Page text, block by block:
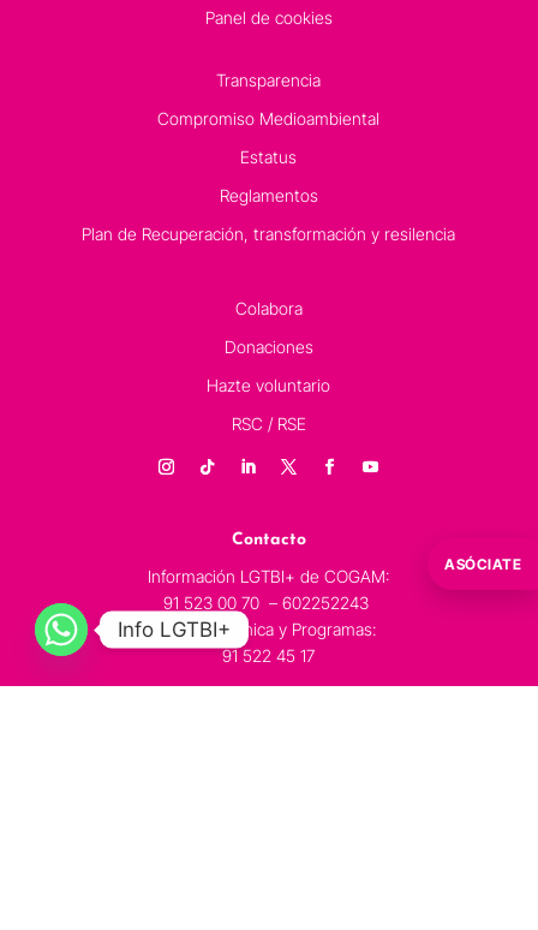
Panel de cookies
Transparencia
Compromiso Medioambiental
Estatus
Reglamentos
Plan de Recuperación, transformación y resilencia
Colabora
Donaciones
Hazte voluntario
RSC / RSE
Contacto
Información LGTBI+ de COGAM:
91 523 00 70 – 602252243
Oficina Técnica y Programas:
91 522 45 17
ASÓCIATE
Info LGTBI+